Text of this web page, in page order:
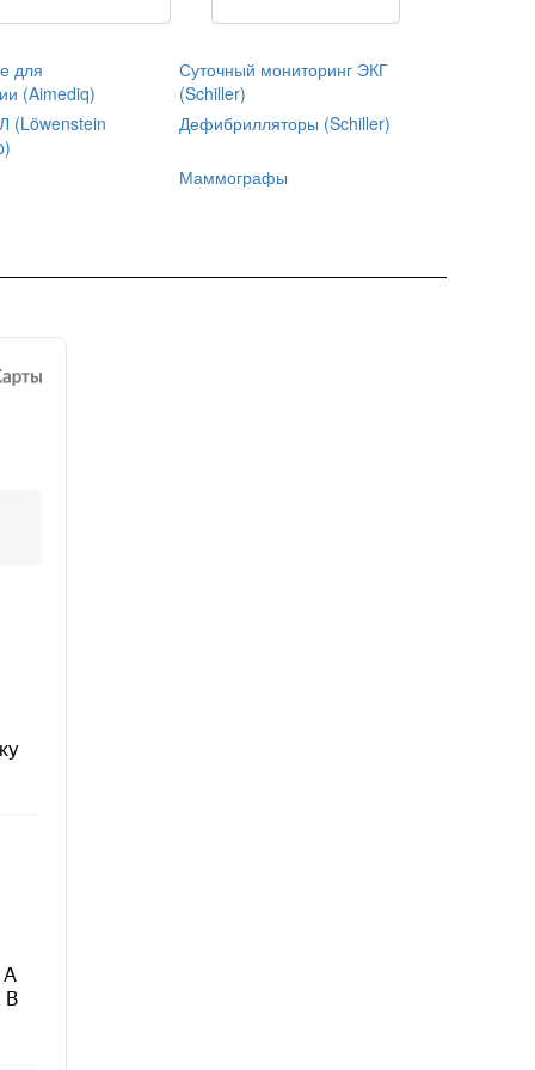
для
(Aimediq)
Суточный мониторинг ЭКГ
(Schiller)
(Löwenstein
Дефибрилляторы (Schiller)
Маммографы